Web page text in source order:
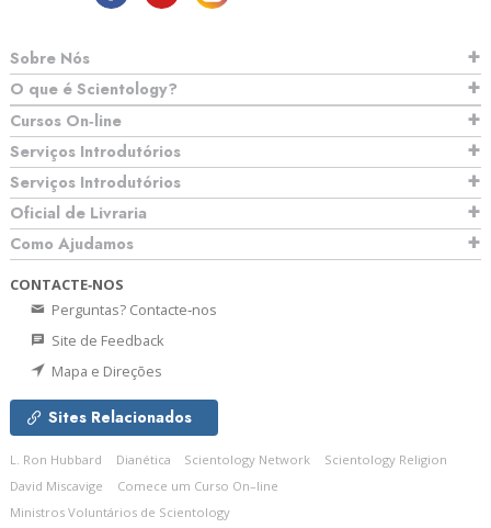
Sobre Nós
O que é Scientology?
Cursos On‑line
Serviços Introdutórios
Serviços Introdutórios
Oficial de Livraria
Como Ajudamos
CONTACTE‑NOS
Perguntas? Contacte‑nos
Site de Feedback
Mapa e Direções
Sites Relacionados
L. Ron Hubbard Dianética Scientology Network
Scientology Religion
David Miscavige
Comece um Curso On–line
Ministros Voluntários de Scientology